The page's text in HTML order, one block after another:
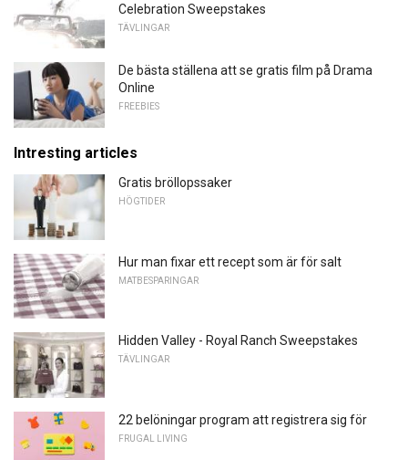
Celebration Sweepstakes
TÄVLINGAR
De bästa ställena att se gratis film på Drama
Online
FREEBIES
Intresting articles
Gratis bröllopssaker
HÖGTIDER
Hur man fixar ett recept som är för salt
MATBESPARINGAR
Hidden Valley - Royal Ranch Sweepstakes
TÄVLINGAR
22 belöningar program att registrera sig för
FRUGAL LIVING